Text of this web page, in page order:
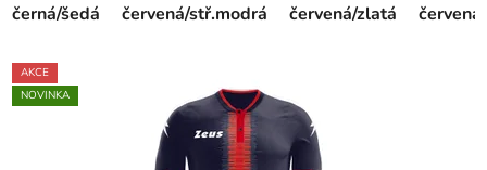
černá/šedá červená/stř.modrá červená/zlatá
AKCE
NOVINKA